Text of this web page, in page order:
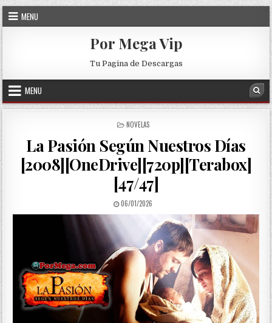
Skip to content
MENU
Por Mega Vip
Tu Pagina de Descargas
MENU
POSTED IN
NOVELAS
La Pasión Según Nuestros Días
[2008][OneDrive][720p][Terabox]
[47/47]
PUBLISHED DATE:
06/01/2026